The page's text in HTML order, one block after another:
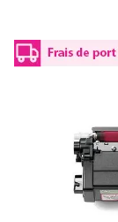
TN423M
Capacité en